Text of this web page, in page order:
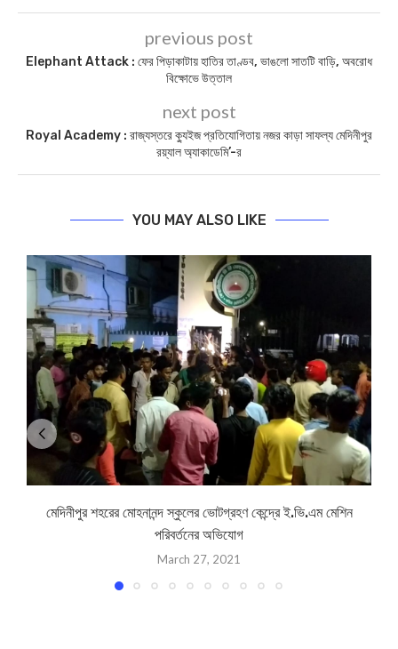
previous post
Elephant Attack : ফের পিড়াকাটায় হাতির তাণ্ডব, ভাঙলো সাতটি বাড়ি, অবরোধ
বিক্ষোভে উত্তাল
next post
Royal Academy : রাজ্যস্তরে ক্যুইজ প্রতিযোগিতায় নজর কাড়া সাফল্য মেদিনীপুর
রয়্যাল অ্যাকাডেমি’-র
YOU MAY ALSO LIKE
মেদিনীপুর শহরের মোহনানন্দ স্কুলের ভোটগ্রহণ কেন্দ্রে ই.ভি.এম মেশিন
পরিবর্তনের অভিযোগ
March 27, 2021